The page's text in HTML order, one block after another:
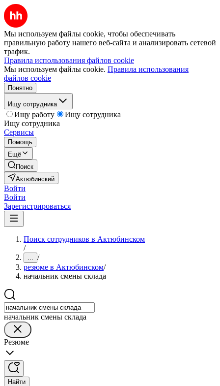
Мы используем файлы cookie, чтобы обеспечивать
правильную работу нашего веб-сайта и анализировать сетевой
трафик.
Правила использования файлов cookie
Мы используем файлы cookie. Правила использования
файлов cookie
Понятно
Ищу сотрудника
Ищу работу
Ищу сотрудника
Ищу сотрудника
Сервисы
Помощь
Ещё
Поиск
Актюбинский
Войти
Войти
Зарегистрироваться
Поиск сотрудников в Актюбинском
/
... /
резюме в Актюбинском/
начальник смены склада
начальник смены склада
Резюме
Найти